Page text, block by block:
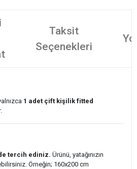
Taksit
Seçenekleri
1 adet çift kişilik fitted
tercih ediniz. Ürünü, yatağınızın
Örneğin; 160x200 cm